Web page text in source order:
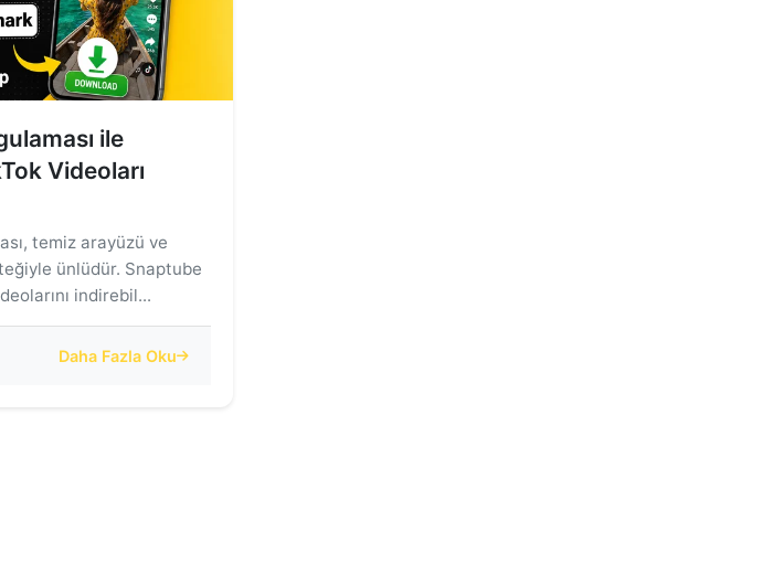
Kolayca İndirin
ile
Videoları
temiz arayüzü ve
ünlüdür. Snaptube
indirebil...
Daha Fazla Oku
about Snaptube Uygulaması ile Filigransız TikTok Videoları İndirin